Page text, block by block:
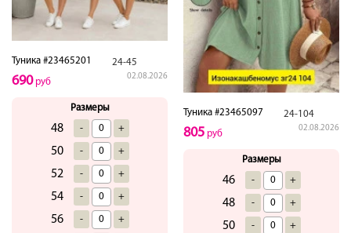
Туника #23465201 24-45
02.08.2026
690руб
Размеры
48 - +
50 - +
52 - +
54 - +
56 - +
Туника #23465097 24-104
02.08.2026
805 руб
Размеры
46 - +
48 - +
50 - +